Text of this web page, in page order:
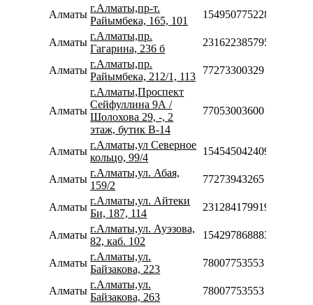
Алматы
г.Алматы,пр-т.
Райымбека, 165, 101
154950775228
Алматы
г.Алматы,пр.
Гагарина, 236 б
231622385795
Алматы
г.Алматы,пр.
Райымбека, 212/1, 113
77273300329
Алматы
г.Алматы,Проспект
Сейфуллина 9А /
Шолохова 29, -, 2
этаж, бутик В-14
77053003600
Алматы
г.Алматы,ул Северное
кольцо, 99/4
154545042409
Алматы
г.Алматы,ул. Абая,
159/2
77273943265
Алматы
г.Алматы,ул. Айтеки
Би, 187, 114
231284179919
Алматы
г.Алматы,ул. Ауэзова,
82, каб. 102
154297868883
Алматы
г.Алматы,ул.
Байзакова, 223
78007753553
Алматы
г.Алматы,ул.
Байзакова, 263
78007753553